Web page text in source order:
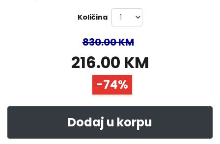
Količina
830.00 KM
216.00 KM
-74%
Dodaj u korpu